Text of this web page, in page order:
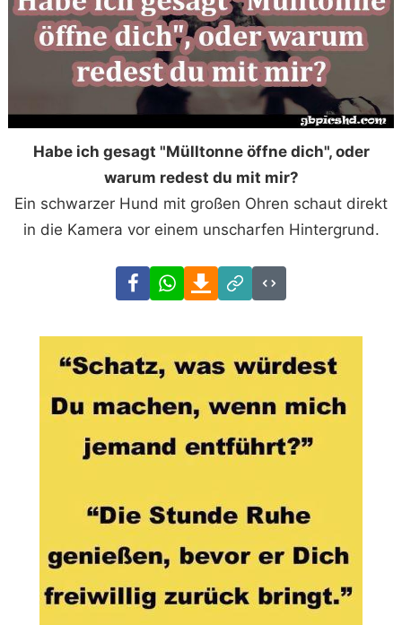
Habe ich gesagt "Mülltonne öffne dich", oder
warum redest du mit mir?
Ein schwarzer Hund mit großen Ohren schaut direkt
in die Kamera vor einem unscharfen Hintergrund.
FacebookWhatsAppDownload
Link
Code